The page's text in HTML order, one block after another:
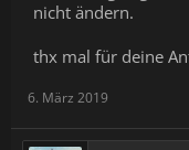
nicht ändern.
thx mal für deine
6. März 2019